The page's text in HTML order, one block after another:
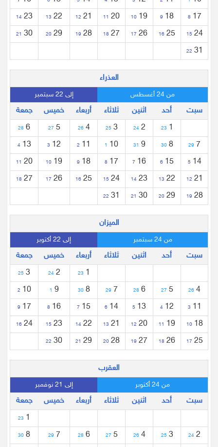
17
8
18
9
19
10
20
11
21
12
22
13
23
14
24
15
25
16
26
17
27
18
28
19
29
20
30
21
31
22
العذراء
من 24 أغسطس إلى 22 سبتمبر
سبت أحد اثنين ثلاثاء أربعاء خميس
جمعة
1
23
2
24
3
25
4
26
5
27
6
28
7
29
8
30
9
31
10
1
11
2
12
3
13
4
14
5
15
6
16
7
17
8
18
9
19
10
20
11
21
12
22
13
23
14
24
15
25
16
26
17
27
18
28
19
29
20
30
21
31
22
الميزان
من 24 سبتمبر إلى 22 أكتوبر
سبت أحد اثنين ثلاثاء أربعاء خميس
جمعة
1
23
2
24
3
25
4
26
5
27
6
28
7
29
8
30
9
1
10
2
11
3
12
4
13
5
14
6
15
7
16
8
17
9
18
10
19
11
20
12
21
13
22
14
23
15
24
16
25
17
26
18
27
19
28
20
29
21
30
22
العقرب
من 24 أكتوبر إلى 21 نوفمبر
سبت أحد اثنين ثلاثاء أربعاء خميس
جمعة
1
23
2
24
3
25
4
26
5
27
6
28
7
29
8
30